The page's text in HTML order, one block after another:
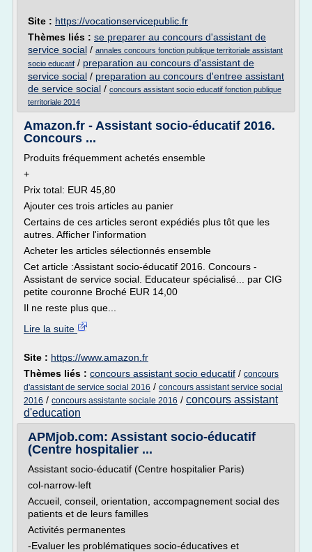
Site : https://vocationservicepublic.fr
Thèmes liés : se preparer au concours d'assistant de
service social / annales concours fonction publique territoriale assistant
socio educatif / preparation au concours d'assistant de
service social / preparation au concours d'entree assistant
de service social / concours assistant socio educatif fonction publique
territoriale 2014
Amazon.fr - Assistant socio-éducatif 2016.
Concours ...
Produits fréquemment achetés ensemble
+
Prix total: EUR 45,80
Ajouter ces trois articles au panier
Certains de ces articles seront expédiés plus tôt que les
autres. Afficher l'information
Acheter les articles sélectionnés ensemble
Cet article :Assistant socio-éducatif 2016. Concours -
Assistant de service social. Educateur spécialisé... par CIG
petite couronne Broché EUR 14,00
Il ne reste plus que...
Lire la suite
Site : https://www.amazon.fr
Thèmes liés : concours assistant socio educatif / concours
d'assistant de service social 2016 / concours assistant service social
2016 / concours assistante sociale 2016 / concours assistant
d'education
APMjob.com: Assistant socio-éducatif
(Centre hospitalier ...
Assistant socio-éducatif (Centre hospitalier Paris)
col-narrow-left
Accueil, conseil, orientation, accompagnement social des
patients et de leurs familles
Activités permanentes
-Evaluer les problématiques socio-éducatives et